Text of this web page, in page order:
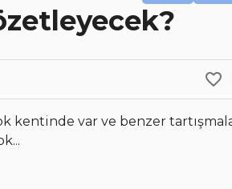
kentinde var ve benzer